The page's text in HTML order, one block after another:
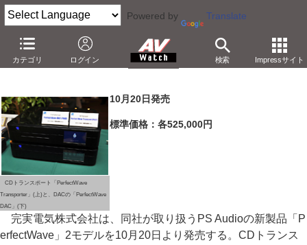
Powered by Translate
カテゴリ ログイン 検索 Impressサイト
完実電気、PS Audio製CDトランスポートとDACを発売開始
－HDMIのI2S接続でジッタフリー伝送を実現
CDトランスポート「PerfectWave
Transporter」(上)と、DACの「PerfectWave
DAC」(下)
10月20日発売
標準価格：各525,000円
完実電気株式会社は、同社が取り扱うPS Audioの新製品「P
erfectWave」2モデルを10月20日より発売する。CDトランス